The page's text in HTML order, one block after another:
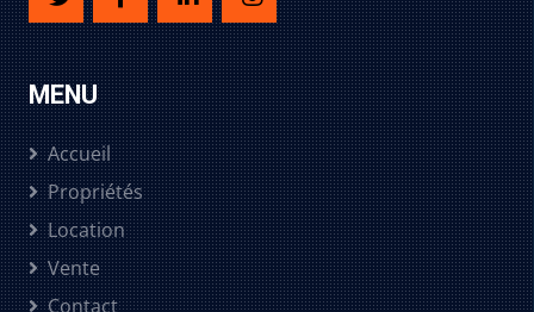
MENU
Accueil
Propriétés
Location
Vente
Contact